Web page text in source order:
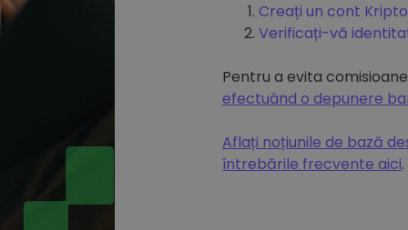
Creați un cont
Verificați-vă
Pentru a evita
efectuând o depunere
Aflați noțiunile de bază
întrebările frecvente aici.